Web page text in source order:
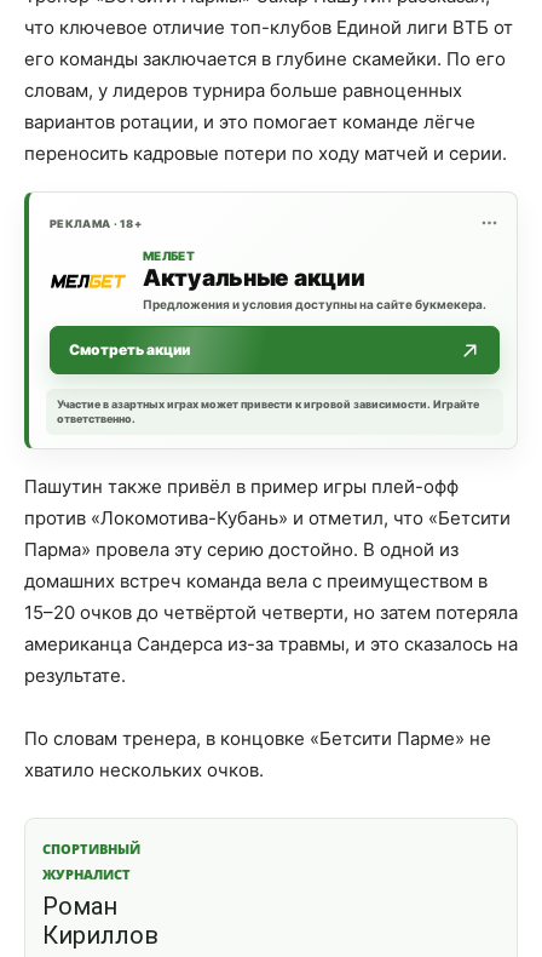
что ключевое отличие топ-клубов Единой лиги ВТБ от
его команды заключается в глубине скамейки. По его
словам, у лидеров турнира больше равноценных
вариантов ротации, и это помогает команде лёгче
переносить кадровые потери по ходу матчей и серии.
РЕКЛАМА · 18+
МЕЛБЕТ
Актуальные акции
Предложения и условия доступны на сайте букмекера.
Смотреть акции
Участие в азартных играх может привести к игровой зависимости. Играйте
ответственно.
Пашутин также привёл в пример игры плей-офф
против «Локомотива-Кубань» и отметил, что «Бетсити
Парма» провела эту серию достойно. В одной из
домашних встреч команда вела с преимуществом в
15–20 очков до четвёртой четверти, но затем потеряла
американца Сандерса из-за травмы, и это сказалось на
результате.
По словам тренера, в концовке «Бетсити Парме» не
хватило нескольких очков.
СПОРТИВНЫЙ
ЖУРНАЛИСТ
Роман
Кириллов